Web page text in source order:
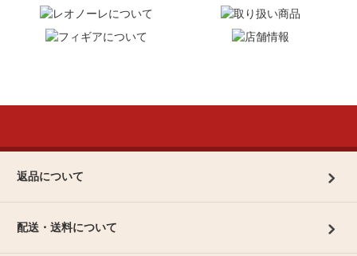
返品について
配送・送料について